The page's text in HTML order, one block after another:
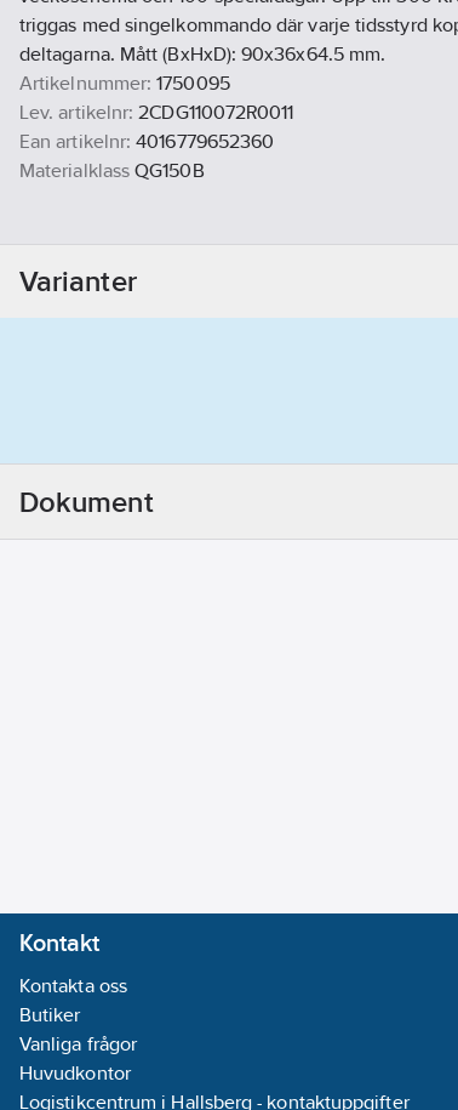
triggas med singelkommando där varje tidsstyrd
deltagarna. Mått (BxHxD): 90x36x64.5 mm.
Artikelnummer: 1750095
Lev. artikelnr: 2CDG110072R0011
Ean artikelnr: 4016779652360
Materialklass QG150B
Varianter
Dokument
Kontakt
Kontakta oss
Butiker
Vanliga frågor
Huvudkontor
Logistikcentrum i Hallsberg - kontaktuppgifter